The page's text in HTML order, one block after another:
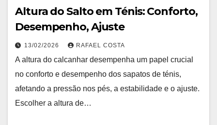
Altura do Salto em Ténis: Conforto,
Desempenho, Ajuste
13/02/2026 RAFAEL COSTA
A altura do calcanhar desempenha um papel crucial
no conforto e desempenho dos sapatos de ténis,
afetando a pressão nos pés, a estabilidade e o ajuste.
Escolher a altura de…